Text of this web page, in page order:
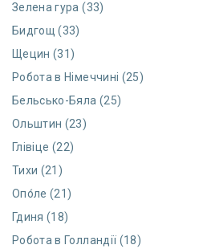
Зелена гура (33)
Бидгощ (33)
Щецин (31)
Робота в Німеччині (25)
Бельсько-Бяла (25)
Ольштин (23)
Глівіце (22)
Тихи (21)
Опо́ле (21)
Гдиня (18)
Робота в Голландії (18)